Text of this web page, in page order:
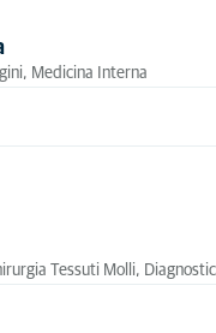
Medicina Interna
Tessuti Molli,